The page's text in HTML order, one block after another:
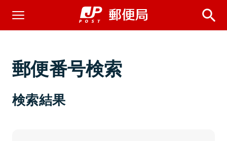
郵便番号検索
検索結果